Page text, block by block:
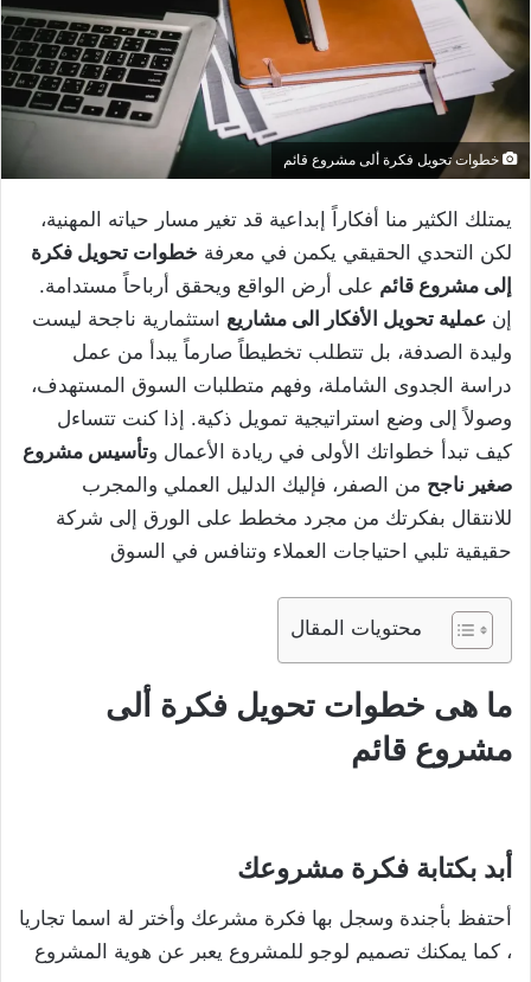
خطوات تحويل فكرة ألى مشروع قائم
يمتلك الكثير منا أفكاراً إبداعية قد تغير مسار حياته المهنية،
لكن التحدي الحقيقي يكمن في معرفة خطوات تحويل فكرة
إلى مشروع قائم على أرض الواقع ويحقق أرباحاً مستدامة.
إن عملية تحويل الأفكار الى مشاريع استثمارية ناجحة ليست
وليدة الصدفة، بل تتطلب تخطيطاً صارماً يبدأ من عمل
دراسة الجدوى الشاملة، وفهم متطلبات السوق المستهدف،
وصولاً إلى وضع استراتيجية تمويل ذكية. إذا كنت تتساءل
كيف تبدأ خطواتك الأولى في ريادة الأعمال وتأسيس مشروع
صغير ناجح من الصفر، فإليك الدليل العملي والمجرب
للانتقال بفكرتك من مجرد مخطط على الورق إلى شركة
حقيقية تلبي احتياجات العملاء وتنافس في السوق
محتويات المقال
ما هى خطوات تحويل فكرة ألى
مشروع قائم
أبد بكتابة فكرة مشروعك
أحتفظ بأجندة وسجل بها فكرة مشرعك وأختر لة اسما تجاريا
، كما يمكنك تصميم لوجو للمشروع يعبر عن هوية المشروع